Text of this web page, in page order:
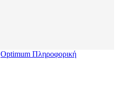
Optimum Πληροφορική